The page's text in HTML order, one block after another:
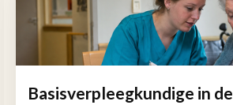
Basisverpleegkundige in de